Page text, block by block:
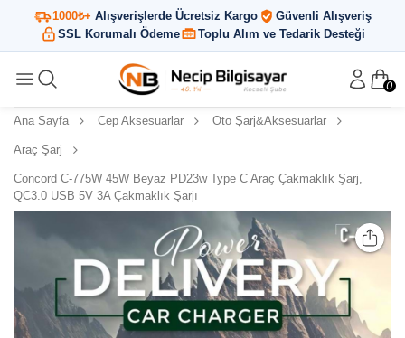
1000₺+ Alışverişlerde Ücretsiz Kargo
Güvenli Alışveriş
SSL Korumalı Ödeme
Toplu Alım ve Tedarik Desteği
0
Ana Sayfa Cep Aksesuarlar Oto Şarj&Aksesuarlar
Araç Şarj
Concord C-775W 45W Beyaz PD23w Type C Araç Çakmaklık Şarj,
QC3.0 USB 5V 3A Çakmaklık Şarjı